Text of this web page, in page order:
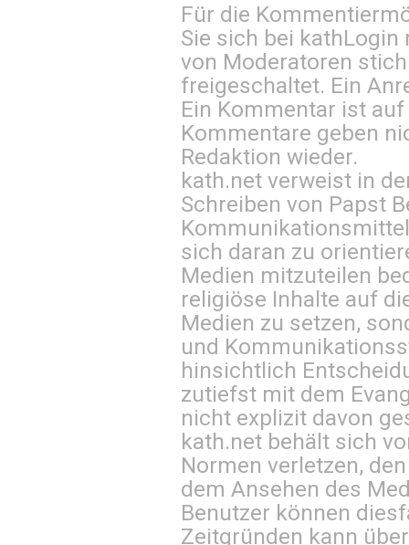
Für die
Sie sich bei kathLogin
von Moderatoren
freigeschaltet. Ein
Ein Kommentar ist
Kommentare geben
Redaktion wieder.
kath.net verweist in
Schreiben von Papst
sich daran zu
Medien mitzuteilen
religiöse Inhalte auf
Medien zu setzen,
und
hinsichtlich
zutiefst mit dem
nicht explizit davon
kath.net behält sich
Normen verletzen,
dem Ansehen des
Benutzer können
Zeitgründen kann